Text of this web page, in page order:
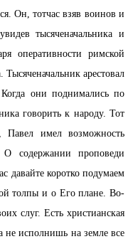
Он, тотчас взяв воинов и
тысяченачальника и
оперативности римской
арестовал
они поднимались по
говорить к народу. Тот
Павел имел возможность
О содержании проповеди
давайте коротко подумаем
толпы и о Его плане. Во-
слуг. Есть христианская
не исполнишь на земле все